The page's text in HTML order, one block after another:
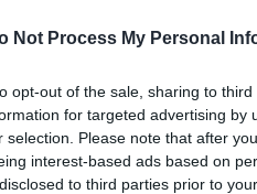
Not Process My Personal
opt-out of the sale, sharing to
for targeted advertising by
selection. Please note that after
interest-based ads based on
to third parties prior to
τους στο γραφείο
29 Ιουλίου.
ΗΜΕΡΟΜΗΝΙΑ ΔΕΝ